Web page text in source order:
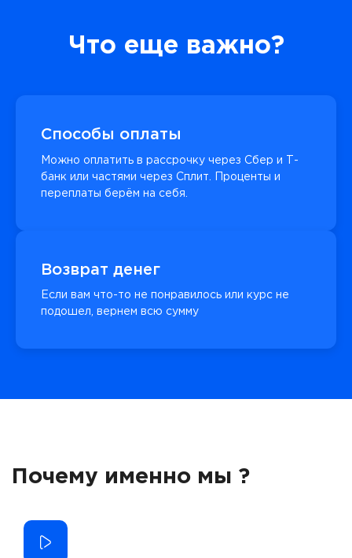
Что еще важно?
Способы оплаты
Можно оплатить в рассрочку через Сбер и Т-
банк или частями через Сплит. Проценты и
переплаты берём на себя.
Возврат денег
Если вам что-то не понравилось или курс не
подошел, вернем всю сумму
Почему именно мы ?